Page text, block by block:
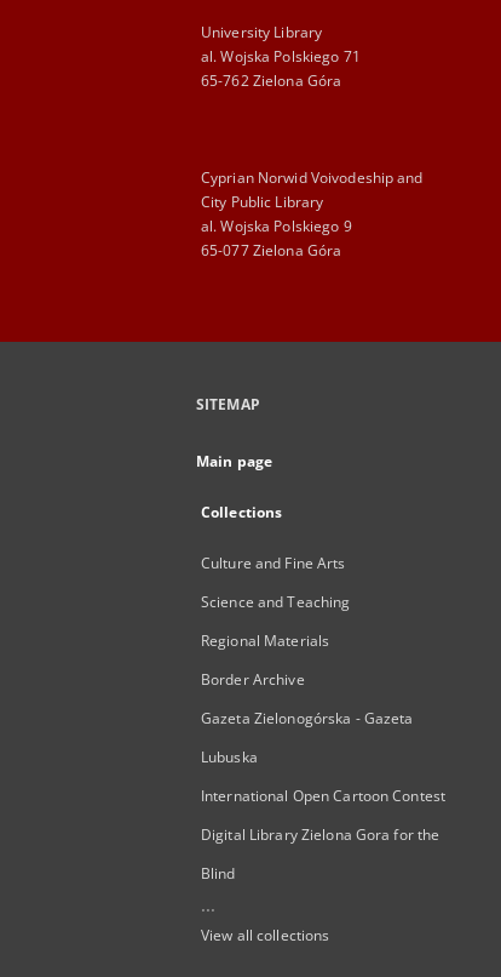
University Library
al. Wojska Polskiego 71
65-762 Zielona Góra
Cyprian Norwid Voivodeship and
City Public Library
al. Wojska Polskiego 9
65-077 Zielona Góra
SITEMAP
Main page
Collections
Culture and Fine Arts
Science and Teaching
Regional Materials
Border Archive
Gazeta Zielonogórska - Gazeta
Lubuska
International Open Cartoon Contest
Digital Library Zielona Gora for the
Blind
...
View all collections